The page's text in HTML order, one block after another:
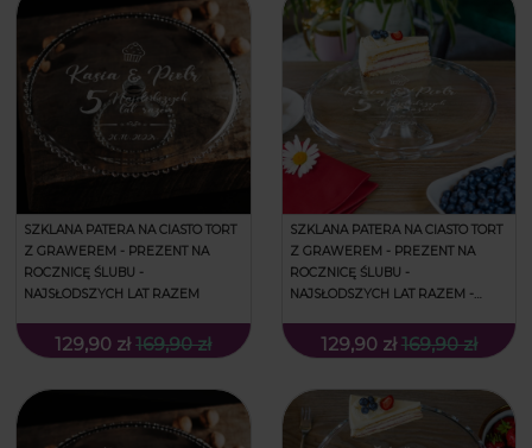
SZKLANA PATERA NA CIASTO TORT
Z GRAWEREM - PREZENT NA
ROCZNICĘ ŚLUBU -
NAJSŁODSZYCH LAT RAZEM
129,90 zł 169,90 zł
SZKLANA PATERA NA CIASTO TORT
Z GRAWEREM - PREZENT NA
ROCZNICĘ ŚLUBU -
NAJSŁODSZYCH LAT RAZEM -
129,90 zł 169,90 zł